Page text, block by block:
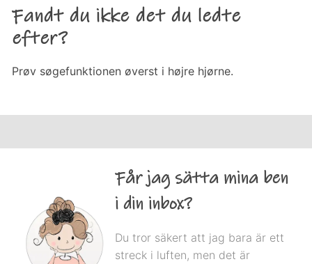
Fandt du ikke det du ledte
efter?
Prøv søgefunktionen øverst i højre hjørne.
Får jag sätta mina ben
i din inbox?
Du tror säkert att jag bara är ett
streck i luften, men det är